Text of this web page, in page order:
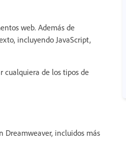
web. Además de
incluyendo JavaScript,
cualquiera de los tipos de
Dreamweaver, incluidos más